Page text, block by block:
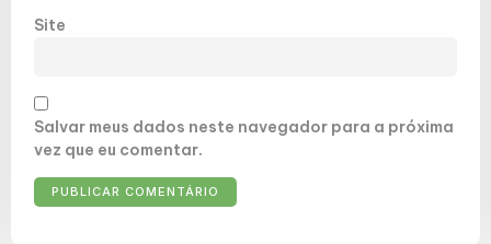
Site
Salvar meus dados neste navegador para a próxima
vez que eu comentar.